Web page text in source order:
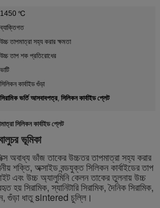
1450 ℃
ব্যাক্তিগত
উচ্চ তাপমাত্রা সহ্য করার ক্ষমতা
উচ্চ তাপ শক প্রতিরোধের
ভাটি
সিলিকন কার্বাইড গুঁড়া
সিরামিক ভর্তি আসবাবপত্র, সিলিকন কার্বাইড প্লেট
সিলিকন কার্বাইড প্লেট
ভূমিকা
অবাধ্য ভাঁজ তাকের উচ্চতর তাপমাত্রা সহ্য করার
শক্তি, অক্সাইড বন্ডযুক্ত সিলিকন কার্বাইডের তাপ
এবং উচ্চ অ্যালুমিনি কেলন তাকের তুলনায় উচ্চ
হয় সিরামিক, স্যানিটারি সিরামিক, দৈনিক সিরামিক,
গুঁড়া ধাতু sintered চুল্লি।